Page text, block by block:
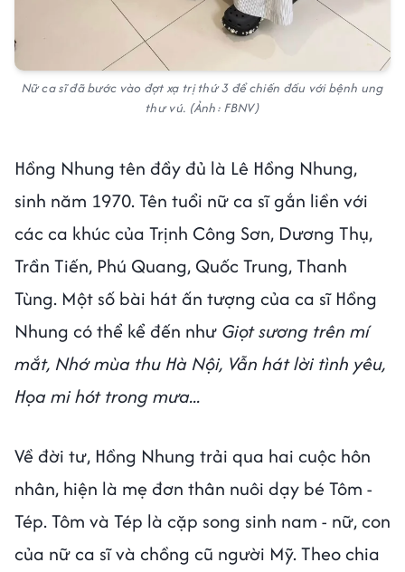
Nữ ca sĩ đã bước vào đợt xạ trị thứ 3 để chiến đấu với bệnh ung
thư vú. (Ảnh: FBNV)
Hồng Nhung tên đầy đủ là Lê Hồng Nhung,
sinh năm 1970. Tên tuổi nữ ca sĩ gắn liền với
các ca khúc của Trịnh Công Sơn, Dương Thụ,
Trần Tiến, Phú Quang, Quốc Trung, Thanh
Tùng. Một số bài hát ấn tượng của ca sĩ Hồng
Nhung có thể kể đến như Giọt sương trên mí
mắt, Nhớ mùa thu Hà Nội, Vẫn hát lời tình yêu,
Họa mi hót trong mưa...
Về đời tư, Hồng Nhung trải qua hai cuộc hôn
nhân, hiện là mẹ đơn thân nuôi dạy bé Tôm -
Tép. Tôm và Tép là cặp song sinh nam - nữ, con
của nữ ca sĩ và chồng cũ người Mỹ. Theo chia